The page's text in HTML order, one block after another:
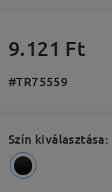
9.121 Ft
#TR75559
Szín kiválasztása: